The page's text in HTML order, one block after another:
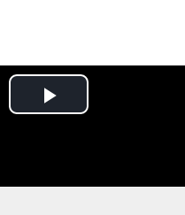
Play